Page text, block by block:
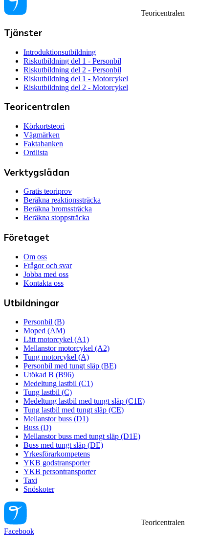
Teoricentralen
Tjänster
Introduktionsutbildning
Riskutbildning del 1 - Personbil
Riskutbildning del 2 - Personbil
Riskutbildning del 1 - Motorcykel
Riskutbildning del 2 - Motorcykel
Teoricentralen
Körkortsteori
Vägmärken
Faktabanken
Ordlista
Verktygslådan
Gratis teoriprov
Beräkna reaktionssträcka
Beräkna bromssträcka
Beräkna stoppsträcka
Företaget
Om oss
Frågor och svar
Jobba med oss
Kontakta oss
Utbildningar
Personbil (B)
Moped (AM)
Lätt motorcykel (A1)
Mellanstor motorcykel (A2)
Tung motorcykel (A)
Personbil med tungt släp (BE)
Utökad B (B96)
Medeltung lastbil (C1)
Tung lastbil (C)
Medeltung lastbil med tungt släp (C1E)
Tung lastbil med tungt släp (CE)
Mellanstor buss (D1)
Buss (D)
Mellanstor buss med tungt släp (D1E)
Buss med tungt släp (DE)
Yrkesförarkompetens
YKB godstransporter
YKB persontransporter
Taxi
Snöskoter
Teoricentralen
Facebook